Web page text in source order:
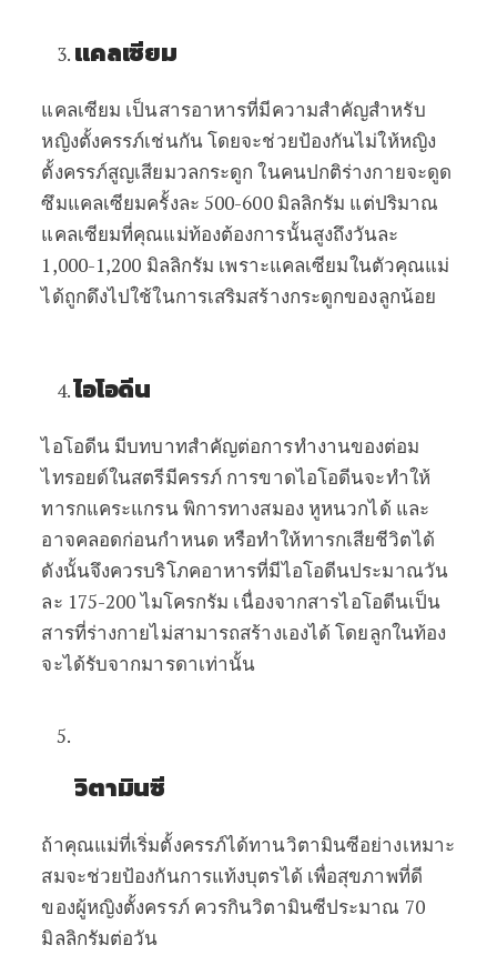
แคลเซียม
แคลเซียม เป็นสารอาหารที่มีความสำคัญสำหรับ
หญิงตั้งครรภ์เช่นกันโดยจะช่วยป้องกันไม่ให้หญิง
ตั้งครรภ์สูญเสียมวลกระดูก ในคนปกติร่างกายจะดูด
ซึมแคลเซียมครั้งละ 500-600 มิลลิกรัม แต่ปริมาณ
แคลเซียมที่คุณแม่ท้องต้องการนั้นสูงถึงวันละ
1,000-1,200 มิลลิกรัม เพราะแคลเซียมในตัวคุณแม่
ได้ถูกดึงไปใช้ในการเสริมสร้างกระดูกของลูกน้อย
ไอโอดีน
ไอโอดีน มีบทบาทสำคัญต่อการทำงานของต่อม
ไทรอยด์ในสตรีมีครรภ์ การขาดไอโอดีนจะทำให้
ทารกแคระแกรนพิการทางสมอง หูหนวกได้ และ
อาจคลอดก่อนกำหนด หรือทำให้ทารกเสียชีวิตได้
ดังนั้นจึงควรบริโภคอาหารที่มีไอโอดีนประมาณวัน
ละ 175-200ไมโครกรัม เนื่องจากสารไอโอดีนเป็น
สารที่ร่างกายไม่สามารถสร้างเองได้โดยลูกในท้อง
จะได้รับจากมารดาเท่านั้น
วิตามินซี
ถ้าคุณแม่ที่เริ่มตั้งครรภ์ได้ทานวิตามินซีอย่างเหมาะ
สมจะช่วยป้องกันการแท้งบุตรได้ เพื่อสุขภาพที่ดี
ของผู้หญิงตั้งครรภ์ ควรกินวิตามินซีประมาณ 70
มิลลิกรัมต่อวัน